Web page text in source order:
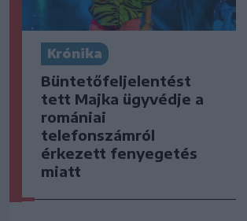
Krónika
Büntetőfeljelentést
tett Majka ügyvédje a
romániai
telefonszámról
érkezett fenyegetés
miatt